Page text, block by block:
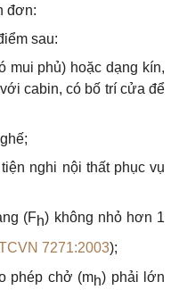
đơn:
sau:
mui phủ) hoặc dạng kín,
cabin, có bố trí cửa để
nghi nội thất phục vụ
(Fh) không nhỏ hơn 1
7271:2003);
phép chở (mh) phải lớn